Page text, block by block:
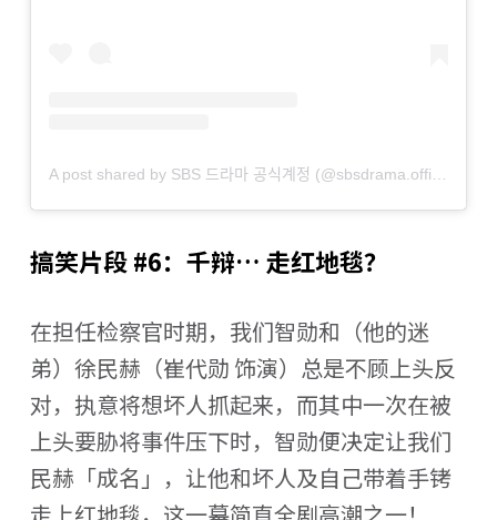
搞笑片段 #6：千辩… 走红地毯？
在担任检察官时期，我们智勋和（他的迷
弟）徐民赫（崔代勋 饰演）总是不顾上头反
对，执意将想坏人抓起来，而其中一次在被
上头要胁将事件压下时，智勋便决定让我们
民赫「成名」，让他和坏人及自己带着手铐